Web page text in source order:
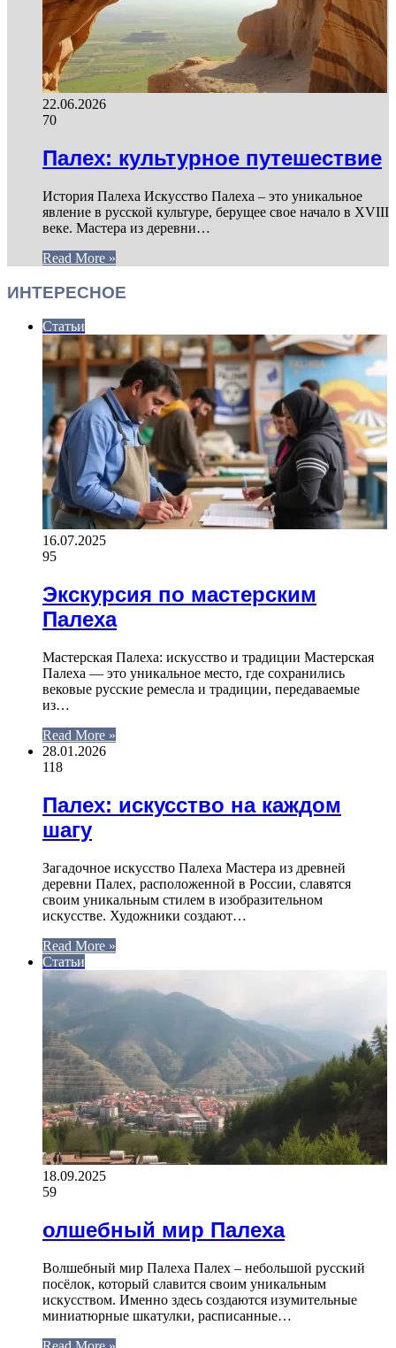
22.06.2026
70
Палех: культурное путешествие
История Палеха Искусство Палеха – это уникальное
явление в русской культуре, берущее свое начало в XVIII
веке. Мастера из деревни…
Read More »
ИНТЕРЕСНОЕ
Статьи
16.07.2025
95
Экскурсия по мастерским
Палеха
Мастерская Палеха: искусство и традиции Мастерская
Палеха — это уникальное место, где сохранились
вековые русские ремесла и традиции, передаваемые
из…
Read More »
28.01.2026
118
Палех: искусство на каждом
шагу
Загадочное искусство Палеха Мастера из древней
деревни Палех, расположенной в России, славятся
своим уникальным стилем в изобразительном
искусстве. Художники создают…
Read More »
Статьи
18.09.2025
59
олшебный мир Палеха
Волшебный мир Палеха Палех – небольшой русский
посёлок, который славится своим уникальным
искусством. Именно здесь создаются изумительные
миниатюрные шкатулки, расписанные…